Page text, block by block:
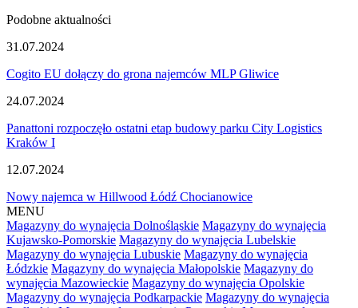
Podobne aktualności
31.07.2024
Cogito EU dołączy do grona najemców MLP Gliwice
24.07.2024
Panattoni rozpoczęło ostatni etap budowy parku City Logistics
Kraków I
12.07.2024
Nowy najemca w Hillwood Łódź Chocianowice
MENU
Magazyny do wynajęcia Dolnośląskie Magazyny do wynajęcia
Kujawsko-Pomorskie Magazyny do wynajęcia Lubelskie
Magazyny do wynajęcia Lubuskie Magazyny do wynajęcia
Łódzkie Magazyny do wynajęcia Małopolskie Magazyny do
wynajęcia Mazowieckie Magazyny do wynajęcia Opolskie
Magazyny do wynajęcia Podkarpackie Magazyny do wynajęcia